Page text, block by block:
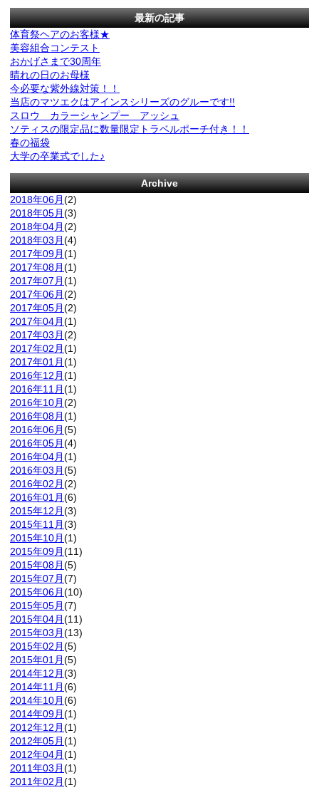
最新の記事
体育祭ヘアのお客様★
美容組合コンテスト
おかげさまで30周年
晴れの日のお母様
今必要な紫外線対策！！
当店のマツエクはアインスシリーズのグルーです!!
スロウ カラーシャンプー アッシュ
ソティスの限定品に数量限定トラベルポーチ付き！！
春の福袋
大学の卒業式でした♪
Archive
2018年06月(2)
2018年05月(3)
2018年04月(2)
2018年03月(4)
2017年09月(1)
2017年08月(1)
2017年07月(1)
2017年06月(2)
2017年05月(2)
2017年04月(1)
2017年03月(2)
2017年02月(1)
2017年01月(1)
2016年12月(1)
2016年11月(1)
2016年10月(2)
2016年08月(1)
2016年06月(5)
2016年05月(4)
2016年04月(1)
2016年03月(5)
2016年02月(2)
2016年01月(6)
2015年12月(3)
2015年11月(3)
2015年10月(1)
2015年09月(11)
2015年08月(5)
2015年07月(7)
2015年06月(10)
2015年05月(7)
2015年04月(11)
2015年03月(13)
2015年02月(5)
2015年01月(5)
2014年12月(3)
2014年11月(6)
2014年10月(6)
2014年09月(1)
2012年12月(1)
2012年05月(1)
2012年04月(1)
2011年03月(1)
2011年02月(1)